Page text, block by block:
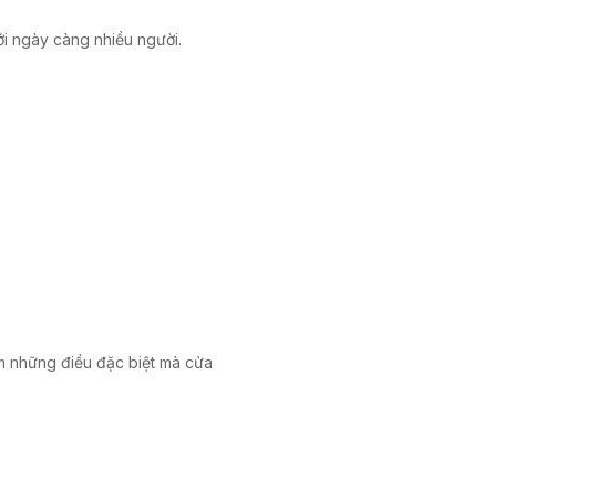
ngày càng nhiều người.
những điều đặc biệt mà cửa